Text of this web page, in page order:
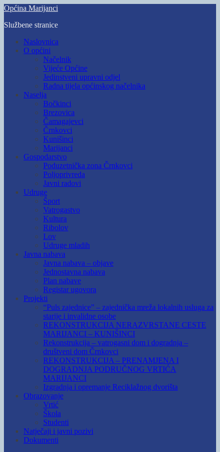
Skip
main
Općina Marijanci
Službene stranice
Toggle
mobile
Naslovnica
O općini
Načelnik
Vijeće Općine
Jedinstveni upravni odjel
Radna tijela općinskog načelnika
Naselja
Bočkinci
Brezovica
Čamagajevci
Črnkovci
Kunišinci
Marijanci
Gospodarstvo
Poduzetnička zona Črnkovci
Poljoprivreda
Javni radovi
Udruge
Šport
Vatrogastvo
Kultura
Ribolov
Lov
Udruge mladih
Javna nabava
Javna nabava – objave
Jednostavna nabava
Plan nabave
Registar ugovora
Projekti
“Puls zajednice” – zajednička mreža lokalnih usluga za
starije i invalidne osobe
REKONSTRUKCIJA NERAZVRSTANE CESTE
MARIJANCI – KUNIŠINCI
Rekonstrukcija – vatrogasni dom i dogradnja –
društveni dom Črnkovci
REKONSTRUKCIJA – PRENAMJENA I
DOGRADNJA PODRUČNOG VRTIĆA
MARIJANCI
Izgradnja i opremanje Reciklažnog dvorišta
Obrazovanje
Vrtić
Škola
Studenti
Natječaji i javni pozivi
Dokumenti